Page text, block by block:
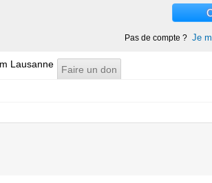
Pas de compte ? Je
Lausanne Faire un don